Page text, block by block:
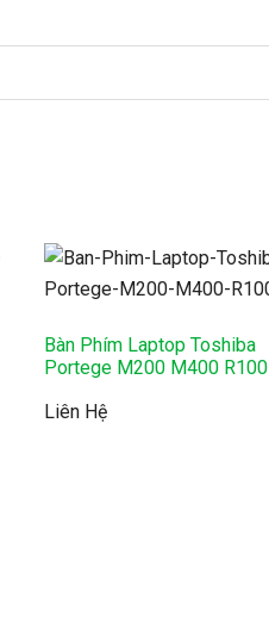
Bàn Phím Laptop Toshiba
Portege M200 M400 R100
Liên Hệ